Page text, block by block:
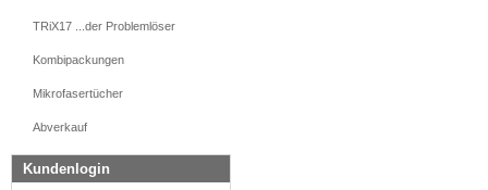
TRiX17 ...der Problemlöser
Kombipackungen
Mikrofasertücher
Abverkauf
Kundenlogin